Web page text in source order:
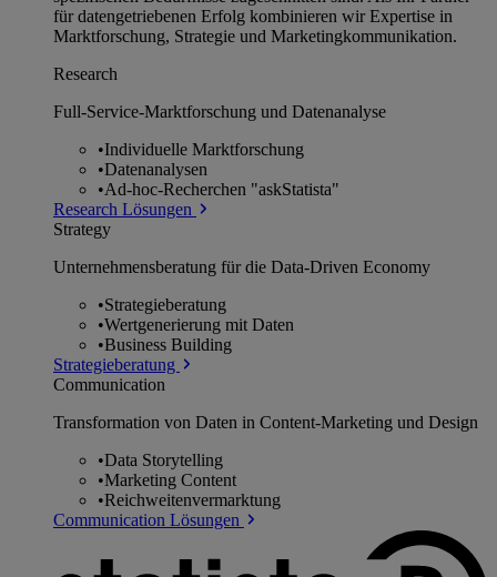
für datengetriebenen Erfolg kombinieren wir Expertise in
Marktforschung, Strategie und Marketingkommunikation.
Research
Full-Service-Marktforschung und Datenanalyse
•Individuelle Marktforschung
•Datenanalysen
•Ad-hoc-Recherchen "askStatista"
Research Lösungen
Strategy
Unternehmens­beratung für die Data-Driven Economy
•Strategieberatung
•Wertgenerierung mit Daten
•Business Building
Strategieberatung
Communication
Transformation von Daten in Content-Marketing und Design
•Data Storytelling
•Marketing Content
•Reichweitenvermarktung
Communication Lösungen